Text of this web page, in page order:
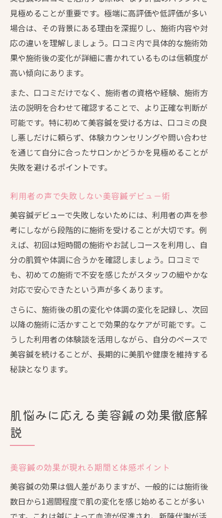
見極めることが重要です。極端に高評価や低評価が多い
場合は、その背景にある理由を深掘りし、施術内容や対
応の違いを理解しましょう。口コミ内で具体的な施術効
果や施術後の変化が詳細に書かれているものは信頼度が
高い傾向にあります。
また、口コミだけでなく、施術者の資格や経験、施術方
法の説明を合わせて確認することで、より正確な判断が
可能です。特に初めて美容鍼を受ける方は、口コミの良
し悪しだけに頼らず、体験カウンセリングや問い合わせ
を通じて自分に合ったサロンかどうかを見極めることが
失敗を避けるポイントです。
利用者の声で失敗しない美容鍼デビュー術
美容鍼デビューで失敗しないためには、利用者の声を参
考にしながら段階的に施術を受けることが大切です。例
えば、初回は短時間の施術やお試しコースを利用し、自
分の肌質や体調に合うかを確認しましょう。口コミで
も、初めての施術で不安を感じたがスタッフの細やかな
対応で安心できたという声が多くあります。
さらに、施術後の肌の変化や体調の変化を記録し、次回
以降の施術に活かすことで効果的なケアが可能です。こ
うした利用者の体験談を活用しながら、自分のペースで
美容鍼を続けることが、長期的に美肌や健康を維持する
秘訣となります。
肌悩みに応える美容鍼の効果徹底解
説
美容鍼の効果が現れる期間と体感ポイント
美容鍼の効果は個人差がありますが、一般的には施術後
数日から1週間程度で肌の変化を感じ始めることが多い